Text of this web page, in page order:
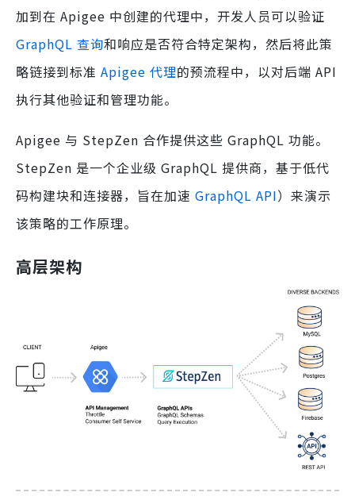
加到在 Apigee 中创建的代理中，开发人员可以验证
GraphQL 查询和响应是否符合特定架构，然后将此策
略链接到标准 Apigee 代理的预流程中，以对后端 API
执行其他验证和管理功能。
Apigee 与 StepZen 合作提供这些 GraphQL 功能。
StepZen 是一个企业级 GraphQL 提供商，基于低代
码构建块和连接器，旨在加速 GraphQL API）来演示
该策略的工作原理。
高层架构